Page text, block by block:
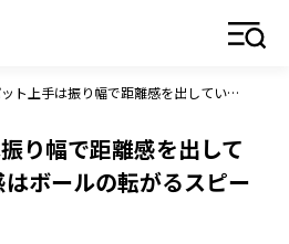
実はパット上手は振り幅で距離感を出していない！？ 距離感はボールの転がるスピードで作る
り幅で距離感を出して
ボールの転がるスピー